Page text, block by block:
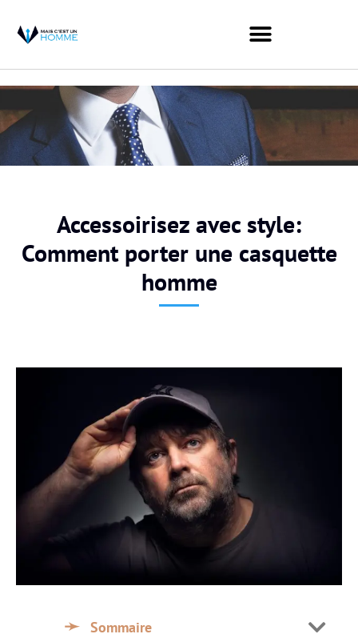
Accessoirisez avec style:
Comment porter une casquette
homme
Sommaire